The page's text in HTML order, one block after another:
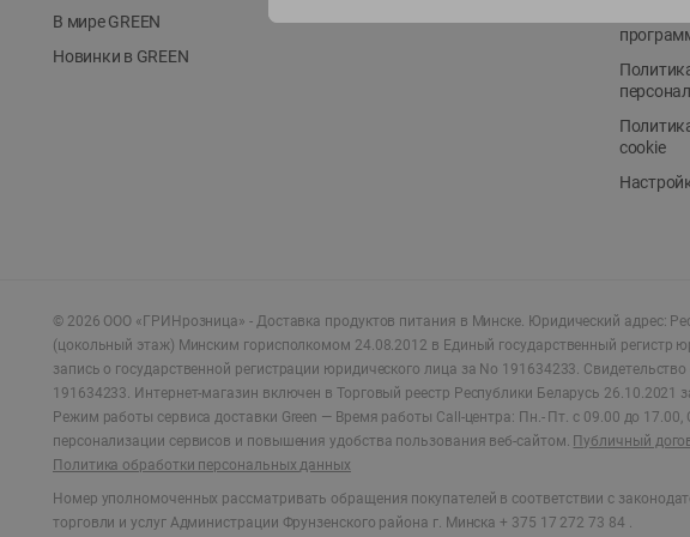
В мире GREEN
Новинки в GREEN
cookie
© 2026 ООО «ГРИНрозница» - Доставка продуктов питания в Минске. Юридический адрес:
(цокольный этаж) Минским горисполкомом 24.08.2012 в Единый государственный регистр
запись о государственной регистрации юридического лица за No 191634233.
191634233. Интернет-магазин включен в Торговый реестр Республики Беларусь
Режим работы сервиса доставки Green — Время работы Call-центра: Пн.- Пт. с 09.00 до 17.00,
персонализации сервисов и повышения удобства пользования веб-сайтом. Публичный
Политика обработки персональных данных
Номер уполномоченных рассматривать обращения покупателей в соответствии с
торговли и услуг Администрации Фрунзенского района г. Минска + 375 17 272 73 84 .